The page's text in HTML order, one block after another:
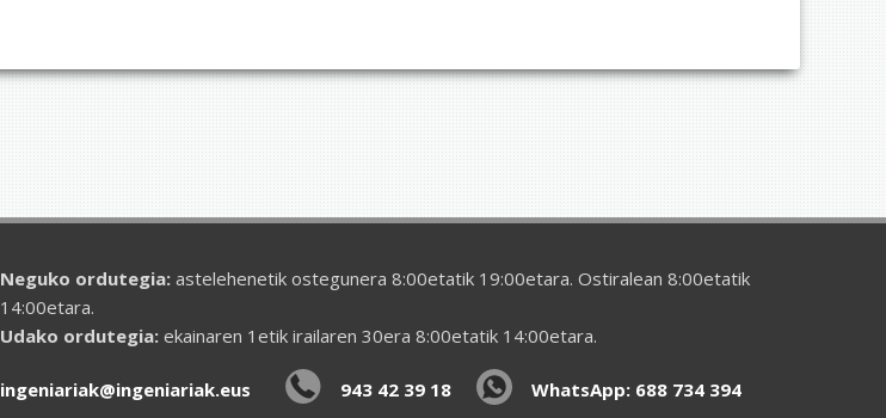
Neguko ordutegia:astelehenetik ostegunera 8:00etatik 19:00etara. Ostiralean 8:00etatik
14:00etara.
Udako ordutegia:ekainaren 1etik irailaren 30era 8:00etatik 14:00etara.
ingeniariak@ingeniariak.eus 943 42 39 18 WhatsApp: 688 734 394